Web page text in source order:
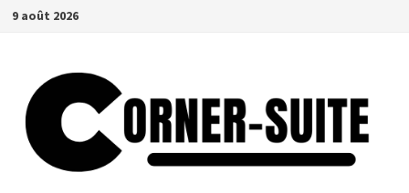
Passer
9 août 2026